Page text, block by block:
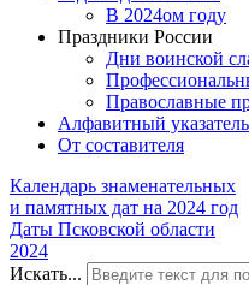
В 2024ом году
Праздники России
Дни воинской
Православные
Алфавитный указатель
От составителя
Календарь знаменательных
и памятных дат на 2024 год
Даты Псковской области
2024
Искать...